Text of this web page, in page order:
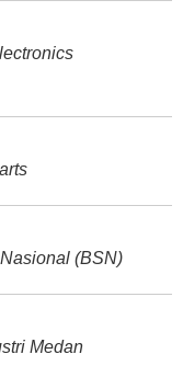
(BSN)
Medan